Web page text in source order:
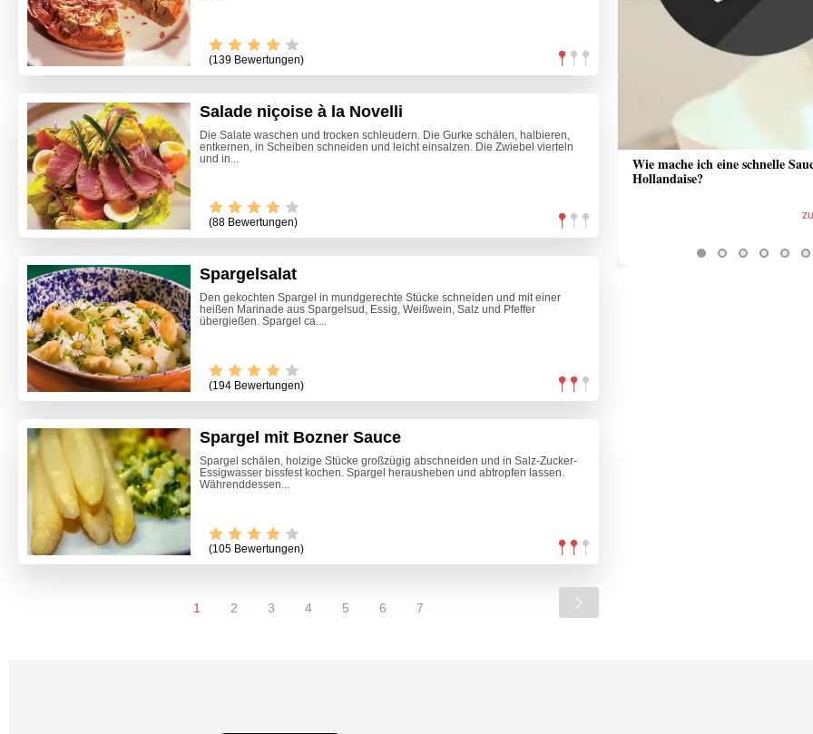
(139 Bewertungen)
Salade niçoise à la Novelli
Die Salate waschen und trocken schleudern. Die Gurke schälen, halbieren,
entkernen, in Scheiben schneiden und leicht einsalzen. Die Zwiebel vierteln
und in...
(88 Bewertungen)
Spargelsalat
Den gekochten Spargel in mundgerechte Stücke schneiden und mit einer
heißen Marinade aus Spargelsud, Essig, Weißwein, Salz und Pfeffer
übergießen. Spargel ca....
(194 Bewertungen)
Spargel mit Bozner Sauce
Spargel schälen, holzige Stücke großzügig abschneiden und in Salz-Zucker-
Essigwasser bissfest kochen. Spargel herausheben und abtropfen lassen.
Währenddessen...
(105 Bewertungen)
1 2 3 4 5 6 7
Wie mache ich eine schnelle
Hollandaise?
zum Video